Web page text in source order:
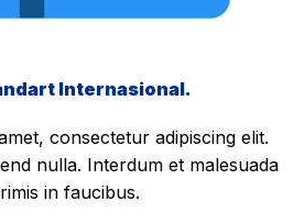
Internasional.
consectetur adipiscing elit.
nulla. Interdum et malesuada
in faucibus.